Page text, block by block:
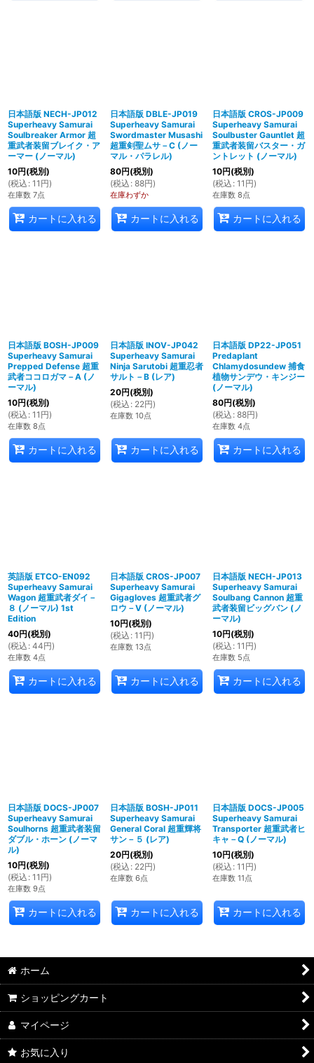
日本語版 NECH-JP012
Superheavy Samurai
Soulbreaker Armor 超
重武者装留ブレイク・ア
ーマー (ノーマル)
10円(税別)
(税込 : 11 円)
在庫数 7点
カートに入れる
日本語版 DBLE-JP019
Superheavy Samurai
Swordmaster Musashi
超重剣聖ムサ－C (ノー
マル・パラレル)
80円(税別)
(税込 : 88円)
在庫わずか
カートに入れる
日本語版 CROS-JP009
Superheavy Samurai
Soulbuster Gauntlet 超
重武者装留バスター・ガ
ントレット (ノーマル)
10円(税別)
(税込 : 11 円)
在庫数 8点
カートに入れる
日本語版 BOSH-JP009
Superheavy Samurai
Prepped Defense 超重
武者ココロガマ－A (ノ
ーマル)
10円(税別)
(税込 : 11 円)
在庫数 8点
カートに入れる
日本語版 INOV-JP042
Superheavy Samurai
Ninja Sarutobi 超重忍者
サルト－B (レア)
20円(税別)
(税込 : 22円)
在庫数 10点
カートに入れる
日本語版 DP22-JP051
Predaplant
Chlamydosundew 捕食
植物サンデウ・キンジー
(ノーマル)
80円(税別)
(税込 : 88円)
在庫数 4点
カートに入れる
英語版 ETCO-EN092
Superheavy Samurai
Wagon 超重武者ダイ－
８ (ノーマル) 1st
Edition
40円(税別)
(税込 : 44円)
在庫数 4点
カートに入れる
日本語版 CROS-JP007
Superheavy Samurai
Gigagloves 超重武者グ
ロウ－V (ノーマル)
10円(税別)
(税込 : 11 円)
在庫数 13点
カートに入れる
日本語版 NECH-JP013
Superheavy Samurai
Soulbang Cannon 超重
武者装留ビッグバン (ノ
ーマル)
10円(税別)
(税込 : 11 円)
在庫数 5点
カートに入れる
日本語版 DOCS-JP007
Superheavy Samurai
Soulhorns 超重武者装留
ダブル・ホーン (ノーマ
ル)
10円(税別)
(税込 : 11 円)
在庫数 9点
カートに入れる
日本語版 BOSH-JP011
Superheavy Samurai
General Coral 超重輝将
サン－５ (レア)
20円(税別)
(税込 : 22円)
在庫数 6点
カートに入れる
日本語版 DOCS-JP005
Superheavy Samurai
Transporter 超重武者ヒ
キャ－Q (ノーマル)
10円(税別)
(税込 : 11 円)
在庫数 11点
カートに入れる
ホーム
ショッピングカート
マイページ
お気に入り